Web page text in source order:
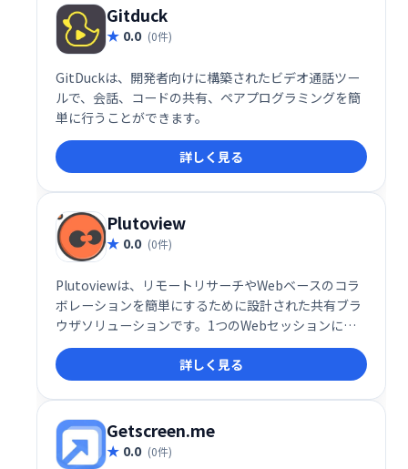
Gitduck
0.0 (0件)
GitDuckは、開発者向けに構築されたビデオ通話ツー
ルで、会話、コードの共有、ペアプログラミングを簡
単に行うことができます。
詳しく見る
Plutoview
0.0 (0件)
Plutoviewは、リモートリサーチやWebベースのコラ
ボレーションを簡単にするために設計された共有ブラ
ウザソリューションです。1つのWebセッションに最
大100人のユーザーを追加し、グループメンバーと同
じ数のWebセッションを開いてください。
詳しく見る
Getscreen.me
0.0 (0件)